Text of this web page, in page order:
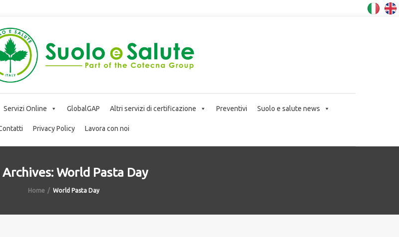
Servizi Online GlobalGAP Altri servizi di certificazione Preventivi Suolo e salute news
Privacy Policy Lavora con noi
Archives: World Pasta Day
Home World Pasta Day